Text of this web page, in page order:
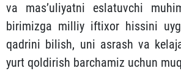
va mas’uliyatni eslatuvchi
birimizga milliy iftixor hissini
qadrini bilish, uni asrash va
yurt qoldirish barchamiz uchun